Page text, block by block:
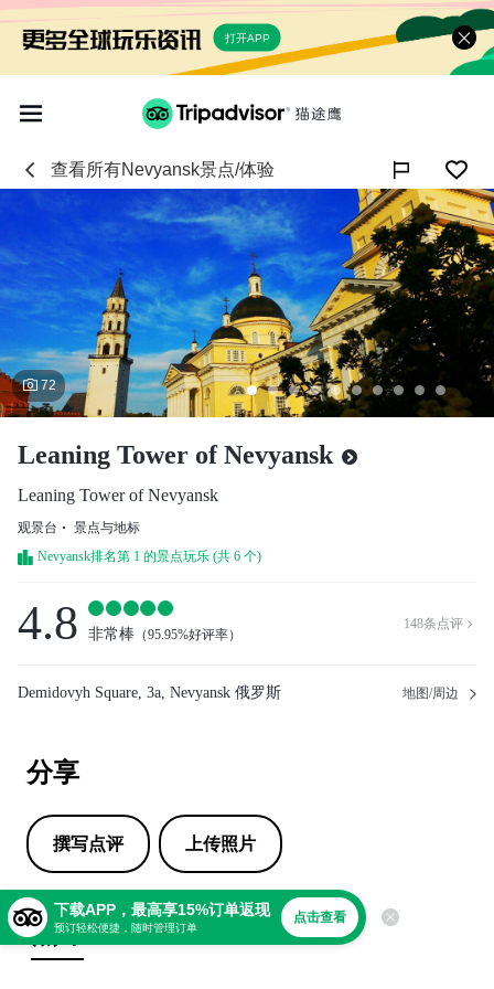
打开APP
查看所有Nevyansk景点/体验
72
Leaning Tower of Nevyansk
Leaning Tower of Nevyansk
观景台
景点与地标
Nevyansk排名第 1 的景点玩乐 (共 6 个)
4.8 非常棒 （95.95%好评率）
148条点评 
Demidovyh Square, 3a, Nevyansk 俄罗斯 地图/周边
分享
撰写点评 上传照片
点评
下载APP，最高享15%订单返现
预订轻松便捷，随时管理订单
点击查看